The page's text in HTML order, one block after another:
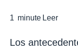
1 minute Leer
Los